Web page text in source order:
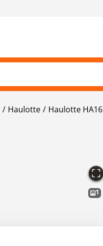
Haulotte Haulotte HA16
1